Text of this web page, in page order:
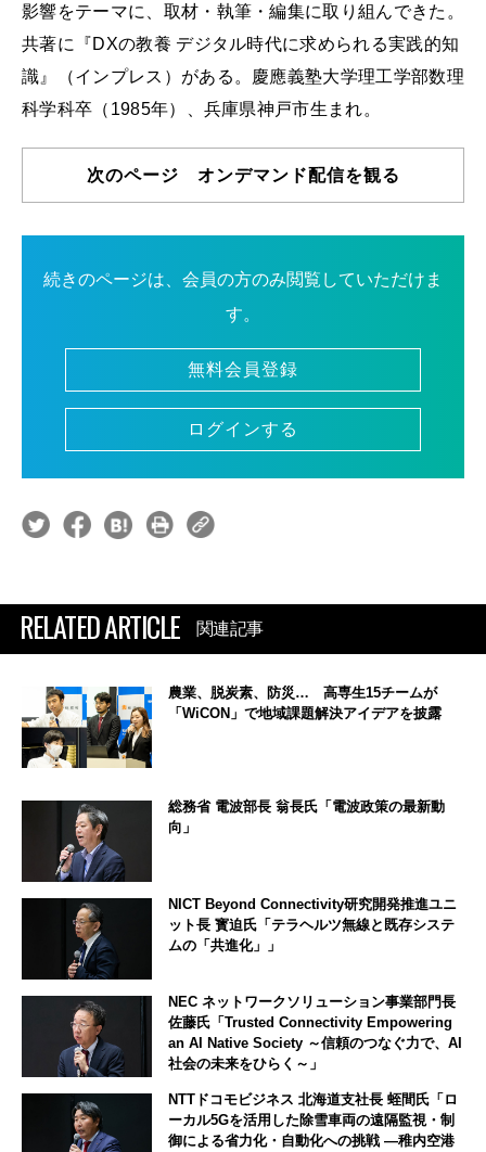
影響をテーマに、取材・執筆・編集に取り組んできた。
共著に『DXの教養 デジタル時代に求められる実践的知
識』（インプレス）がある。慶應義塾大学理工学部数理
科学科卒（1985年）、兵庫県神戸市生まれ。
次のページ オンデマンド配信を観る
続きのページは、会員の方のみ閲覧していただけま
す。
無料会員登録
ログインする
RELATED ARTICLE 関連記事
農業、脱炭素、防災… 高専生15チームが
「WiCON」で地域課題解決アイデアを披露
総務省 電波部長 翁長氏「電波政策の最新動
向」
NICT Beyond Connectivity研究開発推進ユニ
ット長 寳迫氏「テラヘルツ無線と既存システ
ムの「共進化」」
NEC ネットワークソリューション事業部門長
佐藤氏「Trusted Connectivity Empowering
an AI Native Society ～信頼のつなぐ力で、AI
社会の未来をひらく～」
NTTドコモビジネス 北海道支社長 蛭間氏「ロ
ーカル5Gを活用した除雪車両の遠隔監視・制
御による省力化・自動化への挑戦 ―稚内空港